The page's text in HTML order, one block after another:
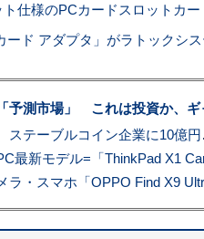
ト仕様のPCカードスロットカー
ード アダプタ」がラトックシ
予測市場」 これは投資か、ギ
アマゾ